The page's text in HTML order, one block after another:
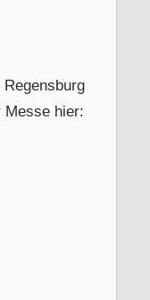
Messe hier: